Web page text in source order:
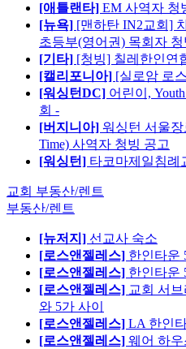
[애틀랜타] EM 사역자 청
[뉴욕] [맨하탄 IN2교회]
초등부(영어권) 목회자 청
[기타] [청빙] 칠레한인연
[캘리포니아] [실로암 로
[워싱턴DC] 어린이,
회 -
[버지니아] 워싱턴 서울
Time) 사역자 청빙 공고
[워싱턴] 타코마제일침례
교회 부동산/렌트
부동산/렌트
[뉴저지] 선교사 숙소
[로스앤젤레스] 한인타운
[로스앤젤레스] 한인타운
[로스앤젤레스] 교회 서
와 5가 사이
[로스앤젤레스] LA 한인
[로스앤젤레스] 웨어 하우